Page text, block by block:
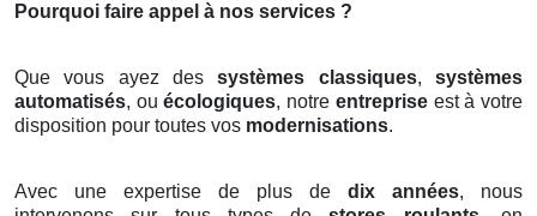
Pourquoi faire appel à nos services ?
Que vous ayez dessystèmes classiques,systèmes
automatisés, ouécologiques, notre entrepriseest à votre
disposition pour toutes vos modernisations.
Avec une expertise de plus de dix années, nous